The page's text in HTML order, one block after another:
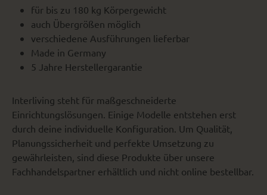
für bis zu 180 kg Körpergewicht
auch Übergrößen möglich
verschiedene Ausführungen lieferbar
Made in Germany
5 Jahre Herstellergarantie
Interliving steht für maßgeschneiderte
Einrichtungslösungen. Einige Modelle entstehen erst
durch deine individuelle Konfiguration. Um Qualität,
Planungssicherheit und perfekte Umsetzung zu
gewährleisten, sind diese Produkte über unsere
Fachhandelspartner erhältlich und nicht online bestellbar.